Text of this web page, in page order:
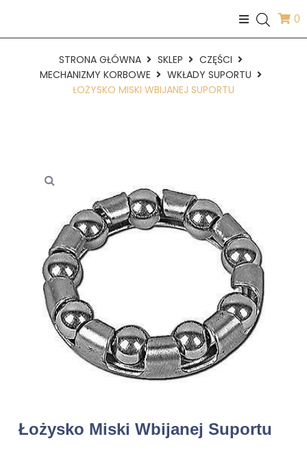
0
STRONA GŁÓWNA SKLEP
CZĘŚCI
MECHANIZMY KORBOWE
WKŁADY SUPORTU
ŁOŻYSKO MISKI WBIJANEJ SUPORTU
Łożysko Miski Wbijanej Suportu